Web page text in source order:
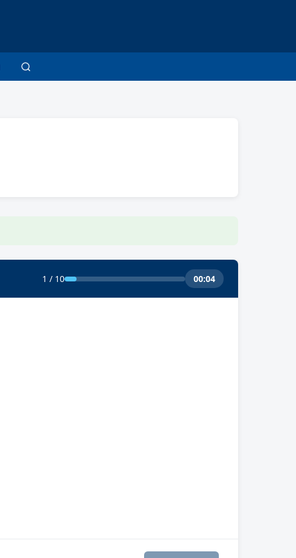
1 / 10 00:04